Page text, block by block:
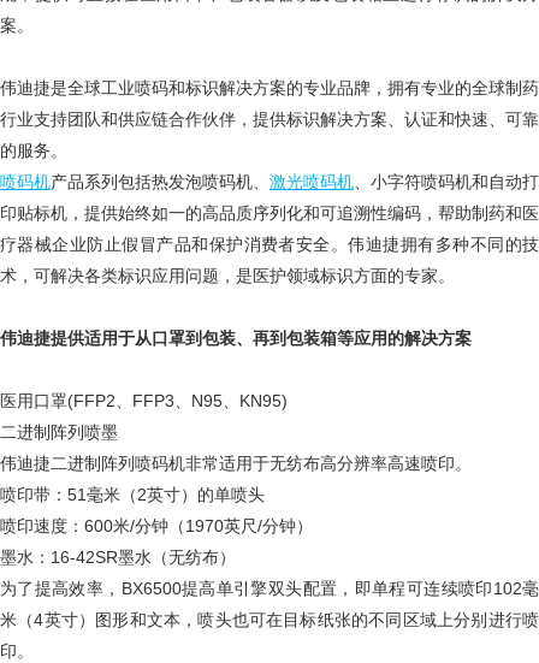
案。
伟迪捷是全球工业喷码和标识解决方案的专业品牌，拥有专业的全球制药
行业支持团队和供应链合作伙伴，提供标识解决方案、认证和快速、可靠
的服务。
喷码机产品系列包括热发泡喷码机、 激光喷码机、小字符喷码机和自动打
印贴标机，提供始终如一的高品质序列化和可追溯性编码，帮助制药和医
疗器械企业防止假冒产品和保护消费者安全。伟迪捷拥有多种不同的技
术，可解决各类标识应用问题，是医护领域标识方面的专家。
伟迪捷提供适用于从口罩到包装、再到包装箱等应用的解决方案
医用口罩(FFP2、FFP3、N95、KN95)
二进制阵列喷墨
伟迪捷二进制阵列喷码机非常适用于无纺布高分辨率高速喷印。
喷印带：51毫米（2英寸）的单喷头
喷印速度：600米/分钟（1970英尺/分钟）
墨水：16-42SR墨水（无纺布）
为了提高效率，BX6500提高单引擎双头配置，即单程可连续喷印102毫
米（4英寸）图形和文本，喷头也可在目标纸张的不同区域上分别进行喷
印。